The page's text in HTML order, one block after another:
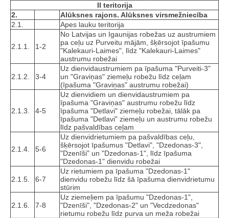
II teritorija
2.
Alūksnes rajons. Alūksnes virsmežniecība
2.1.
Apes lauku teritorija
2.1.1. 1-2
No Latvijas un Igaunijas robežas uz austrumiem
pa ceļu uz Purveitu mājām, šķērsojot īpašumu
"Kalekauri-Laimes", līdz "Kalekauri-Laimes"
austrumu robežai
2.1.2. 3-4
Uz dienvidaustrumiem pa īpašuma "Purveiti-3"
un "Graviņas" ziemeļu robežu līdz ceļam
(īpašuma "Graviņas" austrumu robežai)
2.1.3. 4-5
Uz dienvidiem un dienvidaustrumiem pa
īpašuma "Graviņas" austrumu robežu līdz
īpašuma "Detlavi" ziemeļu robežai, tālāk pa
īpašuma "Detlavi" ziemeļu un austrumu robežu
līdz pašvaldības ceļam
2.1.4. 5-6
Uz dienvidrietumiem pa pašvaldības ceļu,
šķērsojot īpašumus "Detlavi", "Dzedonas-3",
"Dzenīši" un "Dzedonas-1", līdz īpašuma
"Dzedonas-1" dienvidu robežai
2.1.5. 6-7
Uz rietumiem pa īpašuma "Dzedonas-1"
dienvidu robežu līdz šā īpašuma dienvidrietumu
stūrim
2.1.6. 7-8
Uz ziemeļiem pa īpašumu "Dzedonas-1",
"Dzenīši", "Dzedonas-2" un "Vecdzedonas"
rietumu robežu līdz purva un meža robežai